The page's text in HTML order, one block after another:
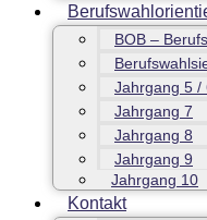
BOB –
Jahrgang 5 /
Jahrgang 7
Jahrgang 8
Jahrgang 9
Jahrgang 10
Kontakt